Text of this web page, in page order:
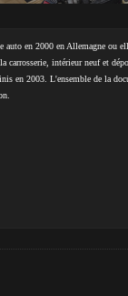
en 2000 en Allemagne ou
carrosserie, intérieur neuf et
en 2003. L'ensemble de la